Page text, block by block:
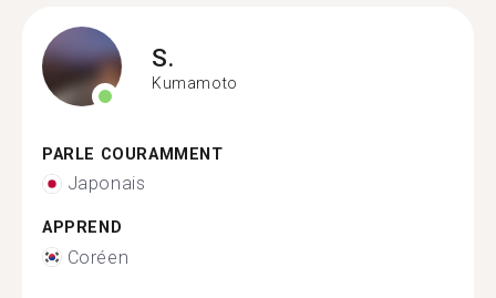
S.
Kumamoto
PARLE COURAMMENT
Japonais
APPREND
Coréen